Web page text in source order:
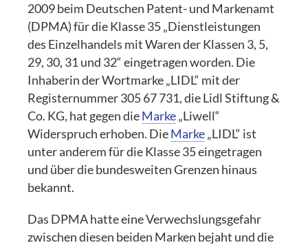
2009 beim Deutschen Patent- und Markenamt
(DPMA) für die Klasse 35 „Dienstleistungen
des Einzelhandels mit Waren der Klassen 3, 5,
29, 30, 31 und 32“ eingetragen worden. Die
Inhaberin der Wortmarke „LIDL“ mit der
Registernummer 305 67 731, die Lidl Stiftung &
Co. KG, hat gegen dieMarke„Liwell“
Widerspruch erhoben. DieMarke„LIDL“ ist
unter anderem für die Klasse 35 eingetragen
und über die bundesweiten Grenzen hinaus
bekannt.
Das DPMA hatte eine Verwechslungsgefahr
zwischen diesen beiden Marken bejaht und die